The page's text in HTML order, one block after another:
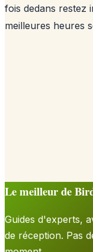
fois dedans restez
meilleures heures
Le meilleur de
Guides d'experts,
de réception. Pas